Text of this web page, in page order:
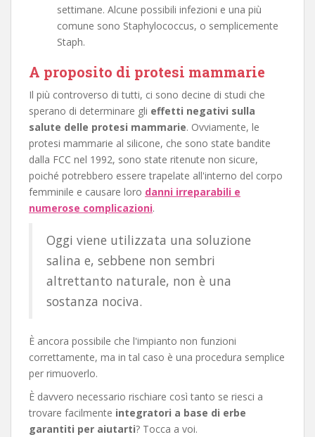
settimane. Alcune possibili infezioni e una più
comune sono Staphylococcus, o semplicemente
Staph.
A proposito di protesi mammarie
Il più controverso di tutti, ci sono decine di studi che
sperano di determinare gli effetti negativi sulla
salute delle protesi mammarie. Ovviamente, le
protesi mammarie al silicone, che sono state bandite
dalla FCC nel 1992, sono state ritenute non sicure,
poiché potrebbero essere trapelate all'interno del corpo
femminile e causare loro danni irreparabili e
numerose complicazioni.
Oggi viene utilizzata una soluzione
salina e, sebbene non sembri
altrettanto naturale, non è una
sostanza nociva.
È ancora possibile che l'impianto non funzioni
correttamente, ma in tal caso è una procedura semplice
per rimuoverlo.
È davvero necessario rischiare così tanto se riesci a
trovare facilmente integratori a base di erbe
garantiti per aiutarti? Tocca a voi.